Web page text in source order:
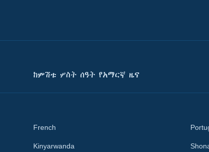
ከምሽቱ ሦስት ሰዓት የአማርኛ ዜና
French
Kinyarwanda